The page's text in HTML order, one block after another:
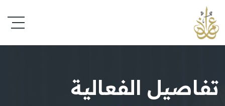
تفاصيل الفعالية